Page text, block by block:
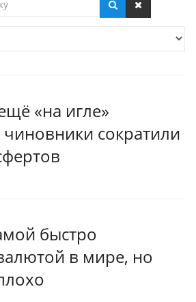
«на игле»
сократили
быстро
в мире, но